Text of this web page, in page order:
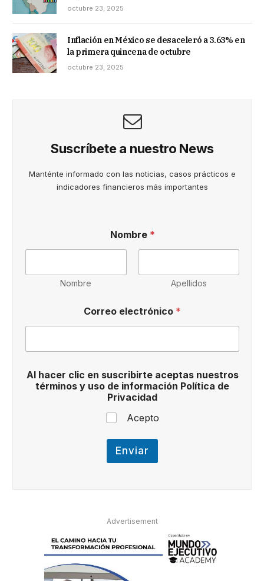
octubre 23, 2025
Inflación en México se desaceleró a 3.63% en
la primera quincena de octubre
octubre 23, 2025
Suscríbete a nuestro News
Manténte informado con las noticias, casos prácticos e
indicadores financieros más importantes
o
n
u
s
r
o
s
c
p
t
a
Nombre *
Nombre Apellidos
Correo electrónico *
Al hacer clic en suscribirte aceptas nuestros
términos y uso de información Política de
Privacidad
Acepto
Enviar
Advertisement